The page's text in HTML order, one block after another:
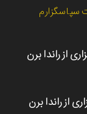
سپاسگزارم